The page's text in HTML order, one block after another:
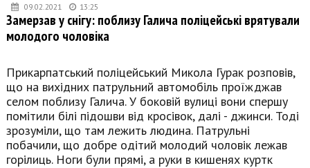
09.02.2021 13:25
Замерзав у снігу: поблизу Галича поліцейські врятували
молодого чоловіка
Прикарпатський поліцейський Микола Гурак розповів,
що на вихідних патрульний автомобіль проїжджав
селом поблизу Галича. У боковій вулиці вони спершу
помітили білі підошви від кросівок, далі - джинси. Тоді
зрозуміли, що там лежить людина. Патрульні
побачили, що добре одітий молодий чоловік лежав
горілиць. Ноги були прямі, а руки в кишенях куртк